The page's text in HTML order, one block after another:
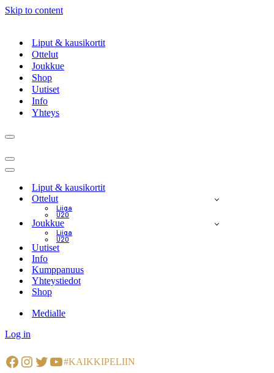
Skip to content
Liput & kausikortit
Ottelut
Joukkue
Shop
Uutiset
Info
Yhteys
Navigation
Navigation
Menu
Navigation
Liput & kausikortit
Ottelut
Liiga
U20
Joukkue
Liiga
U20
Uutiset
Info
Kumppanuus
Yhteystiedot
Shop
Medialle
Log in
Facebook
Instagram
Twitter
YouTube
#KAIKKIPELIIN